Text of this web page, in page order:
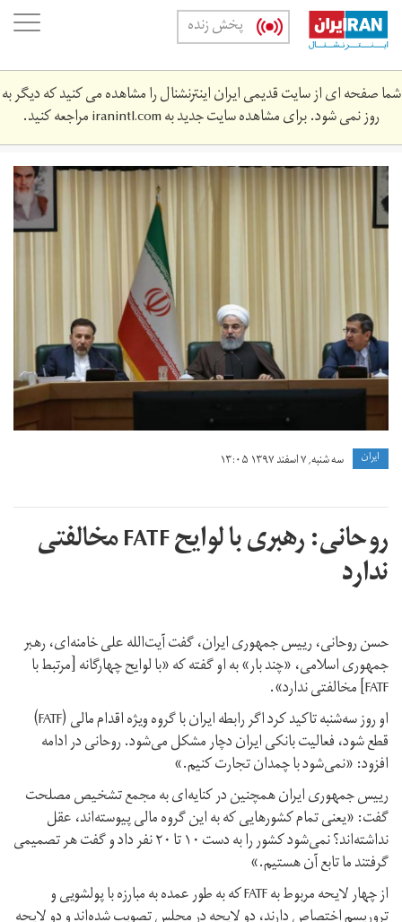
Skip
main
content
پخش زنده
شما صفحه ای از سایت قدیمی ایران اینترنشنال را مشاهده می کنید که دیگر به
روز نمی شود. برای مشاهده سایت جدید بهiranintl.comمراجعه کنید.
capture.jpg
ايران سه شنبه, ۷ اسفند ۱۳۹۷ ۱۳:۰۵
روحانی: رهبری با لوایح FATF مخالفتی
ندارد
حسن روحانی، رییس جمهوری ایران، گفت آیت‌الله علی خامنه‌ای، رهبر
جمهوری اسلامی، «چند بار» به او گفته که «با لوایح چهارگانه [مرتبط با
FATF] مخالفتی ندارد».
او روز سه‌شنبه تاکید کرد اگر رابطه ایران با گروه ویژه اقدام مالی (FATF)
قطع شود، فعالیت بانکی ایران دچار مشکل می‌شود. روحانی در ادامه
افزود: «نمی‌شود با چمدان تجارت کنیم.»
رییس‌ جمهوری ایران همچنین در کنایه‌ای به مجمع تشخیص مصلحت
گفت: «یعنی تمام کشورهایی که به این گروه مالی پیوسته‌اند،‌ عقل
نداشته‌اند؟ نمی‌شود کشور را به دست ۱۰ تا ۲۰ نفر داد و گفت هر تصمیمی
گرفتند ما تابع آن هستیم.»
از چهار لایحه مربوط به FATF که به طور عمده به مبارزه با پولشویی و